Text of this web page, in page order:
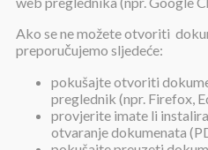
Nabavka
Ako se ne možete otvoriti
preporučujemo sljedeće:
pokušajte otvoriti
preglednik (npr. Firefox,
provjerite imate li
otvaranje dokumenata